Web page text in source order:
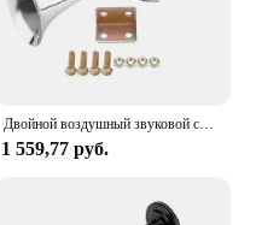
Двойной воздушный звуковой сигнал для трубы Комплект воздушного рожка для трубы Двойная труба Грузовик Поезд Лодка RV 150db Супер двойной воздушный звуковой сигнал для трубы Хром
1 559,77 руб.